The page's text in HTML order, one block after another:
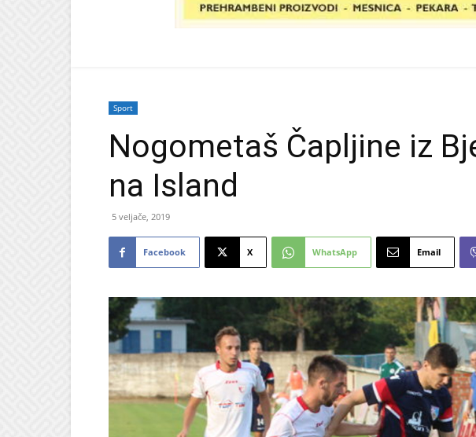
Sport
Nogometaš Čapljine iz
na Island
5 veljače, 2019
Facebook X WhatsApp Email